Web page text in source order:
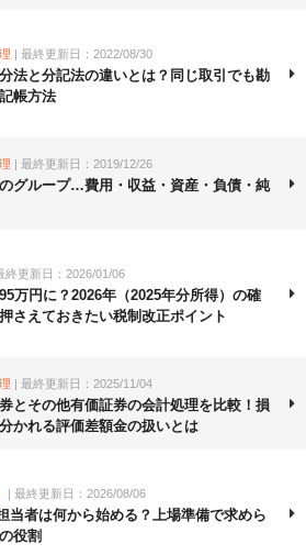
| 最終更新日：2022/08/30
法と分記法の違いとは？同じ取引でも勘
帳方法
| 最終更新日：2019/12/26
グループ…費用・収益・資産・負債・純
終更新日：2026/01/06
万円に？2026年（2025年分所得）の確
さえておきたい税制改正ポイント
| 最終更新日：2025/11/04
とその他有価証券の会計処理を比較！損
かれる評価差額金の扱いとは
| 最終更新日：2026/08/06
当者は何から始める？上場準備で求めら
役割